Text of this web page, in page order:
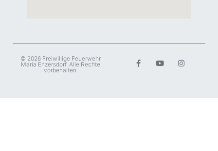
© 2026 Freiwillige Feuerwehr
Maria Enzersdorf. Alle Rechte
vorbehalten.